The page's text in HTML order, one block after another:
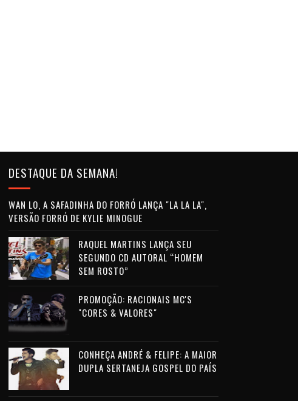
DESTAQUE DA SEMANA!
WAN LO, A SAFADINHA DO FORRÓ LANÇA "LA LA LA",
VERSÃO FORRÓ DE KYLIE MINOGUE
RAQUEL MARTINS LANÇA SEU
SEGUNDO CD AUTORAL “HOMEM
SEM ROSTO”
PROMOÇÃO: RACIONAIS MC'S
"CORES & VALORES"
CONHEÇA ANDRÉ & FELIPE: A MAIOR
DUPLA SERTANEJA GOSPEL DO PAÍS